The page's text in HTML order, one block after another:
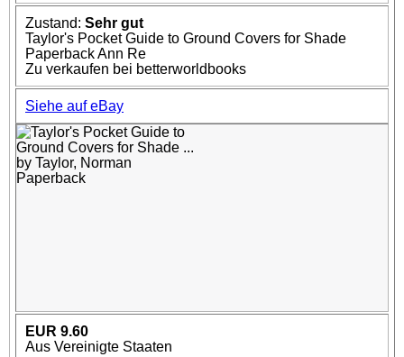
Zustand: Sehr gut
Taylor's Pocket Guide to Ground Covers for Shade
Paperback Ann Re
Zu verkaufen bei betterworldbooks
Siehe auf eBay
EUR 9.60
Aus Vereinigte Staaten